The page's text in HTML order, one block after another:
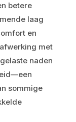
betere
laag
en
met
naden
sommige